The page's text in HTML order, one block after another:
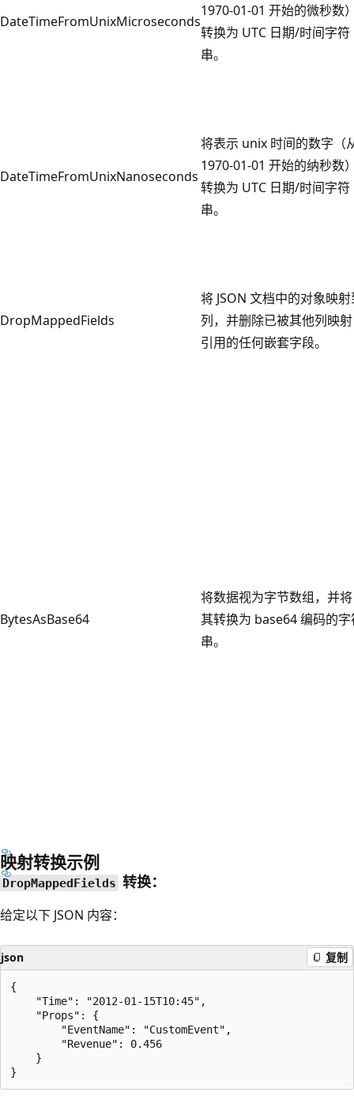
DateTimeFromUnixMicroseconds
1970-01-01 开始的微秒数
转换为 UTC 日期/时间字符
串。
DateTimeFromUnixNanoseconds
将表示 unix 时间的数字（
1970-01-01 开始的纳秒数
转换为 UTC 日期/时间字符
串。
DropMappedFields
将 JSON 文档中的对象映
列，并删除已被其他列映射
引用的任何嵌套字段。
BytesAsBase64
将数据视为字节数组，并将
其转换为 base64 编码的字
串。
映射转换示例
DropMappedFields 转换：
给定以下 JSON 内容：
json 复制
{
    "Time": "2012-01-15T10:45",
    "Props": {
        "EventName": "CustomEvent",
        "Revenue": 0.456
    }